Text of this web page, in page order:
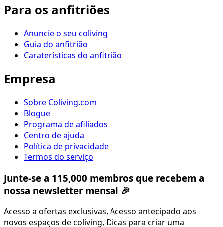
Para os anfitriões
Anuncie o seu coliving
Guia do anfitrião
Caraterísticas do anfitrião
Empresa
Sobre Coliving.com
Blogue
Programa de afiliados
Centro de ajuda
Política de privacidade
Termos do serviço
Junte-se a 115,000 membros que recebem a
nossa newsletter mensal 🎉
Acesso a ofertas exclusivas, Acesso antecipado aos
novos espaços de coliving, Dicas para criar uma